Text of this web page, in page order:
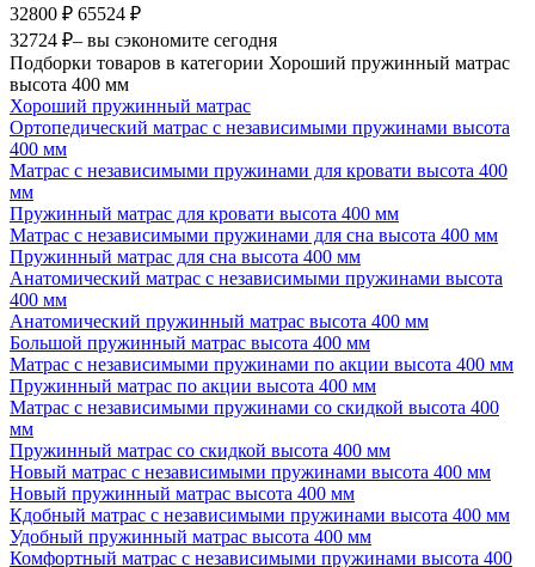
32800 ₽ 65524 ₽
32724 ₽– вы сэкономите сегодня
Подборки товаров в категории Хороший пружинный матрас
высота 400 мм
Хороший пружинный матрас
Ортопедический матрас с независимыми пружинами высота
400 мм
Матрас с независимыми пружинами для кровати высота 400
мм
Пружинный матрас для кровати высота 400 мм
Матрас с независимыми пружинами для сна высота 400 мм
Пружинный матрас для сна высота 400 мм
Анатомический матрас с независимыми пружинами высота
400 мм
Анатомический пружинный матрас высота 400 мм
Большой пружинный матрас высота 400 мм
Матрас с независимыми пружинами по акции высота 400 мм
Пружинный матрас по акции высота 400 мм
Матрас с независимыми пружинами со скидкой высота 400
мм
Пружинный матрас со скидкой высота 400 мм
Новый матрас с независимыми пружинами высота 400 мм
Новый пружинный матрас высота 400 мм
Кдобный матрас с независимыми пружинами высота 400 мм
Удобный пружинный матрас высота 400 мм
Комфортный матрас с независимыми пружинами высота 400